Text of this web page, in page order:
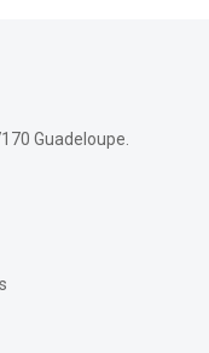
Guadeloupe.